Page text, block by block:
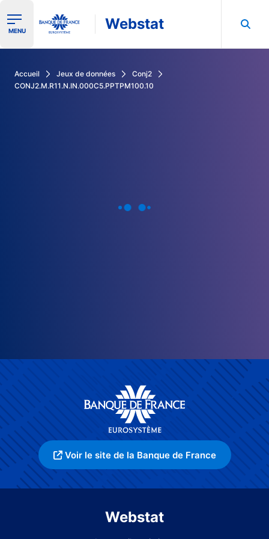
Ouvrir le menu de navigation
MENU Webstat
Accueil Jeux de données
Conj2
CONJ2.M.R11.N.IN.000C5.PPTPM100.10
Voir le site de la Banque de France
Webstat